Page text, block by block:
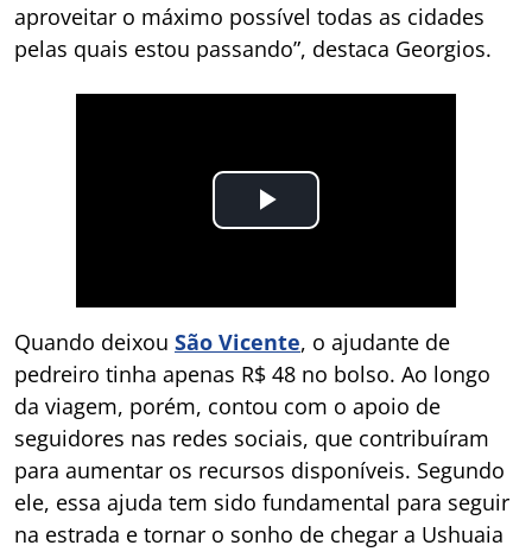
aproveitar o máximo possível todas as cidades
pelas quais estou passando”, destaca Georgios.
Quando deixou São Vicente, o ajudante de
pedreiro tinha apenas R$ 48 no bolso. Ao longo
da viagem, porém, contou com o apoio de
seguidores nas redes sociais, que contribuíram
para aumentar os recursos disponíveis. Segundo
ele, essa ajuda tem sido fundamental para seguir
na estrada e tornar o sonho de chegar a Ushuaia